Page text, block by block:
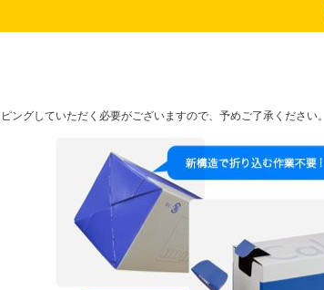
グしていただく必要がございますので、予めご了承ください。